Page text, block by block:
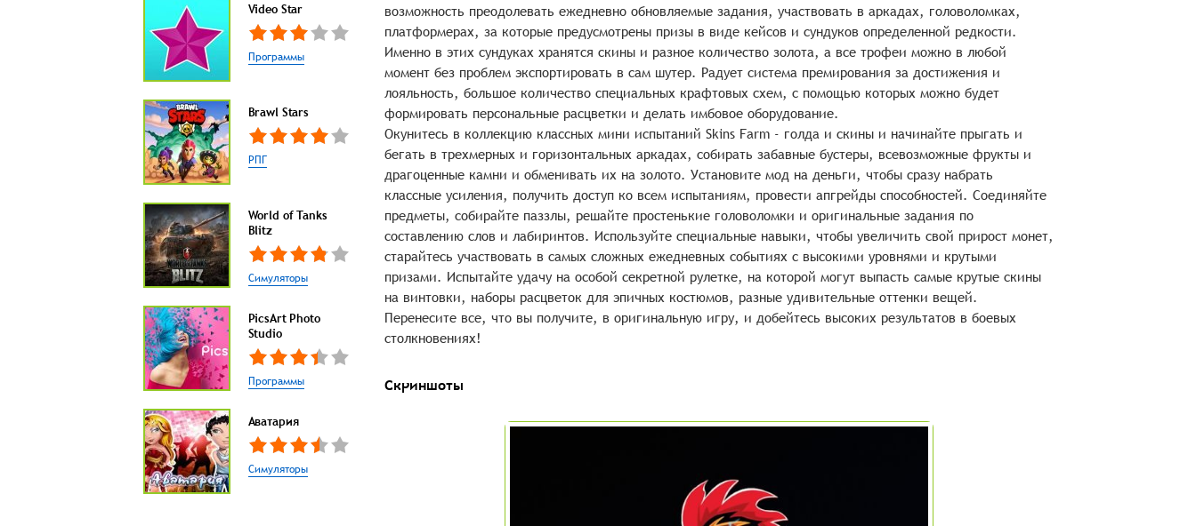
Video Star
Программы
Brawl Stars
РПГ
World of Tanks
Blitz
Симуляторы
PicsArt Photo
Studio
Программы
Аватария
Симуляторы
возможность преодолевать ежедневно обновляемые задания, участвовать в аркадах, головоломках,
платформерах, за которые предусмотрены призы в виде кейсов и сундуков определенной редкости.
Именно в этих сундуках хранятся скины и разное количество золота, а все трофеи можно в любой
момент без проблем экспортировать в сам шутер. Радует система премирования за достижения и
лояльность, большое количество специальных крафтовых схем, с помощью которых можно будет
формировать персональные расцветки и делать имбовое оборудование.
Окунитесь в коллекцию классных мини испытаний Skins Farm - голда и скины и начинайте прыгать и
бегать в трехмерных и горизонтальных аркадах, собирать забавные бустеры, всевозможные фрукты и
драгоценные камни и обменивать их на золото. Установите мод на деньги, чтобы сразу набрать
классные усиления, получить доступ ко всем испытаниям, провести апгрейды способностей. Соединяйте
предметы, собирайте паззлы, решайте простенькие головоломки и оригинальные задания по
составлению слов и лабиринтов. Используйте специальные навыки, чтобы увеличить свой прирост монет,
старайтесь участвовать в самых сложных ежедневных событиях с высокими уровнями и крутыми
призами. Испытайте удачу на особой секретной рулетке, на которой могут выпасть самые крутые скины
на винтовки, наборы расцветок для эпичных костюмов, разные удивительные оттенки вещей.
Перенесите все, что вы получите, в оригинальную игру, и добейтесь высоких результатов в боевых
столкновениях!
Скриншоты